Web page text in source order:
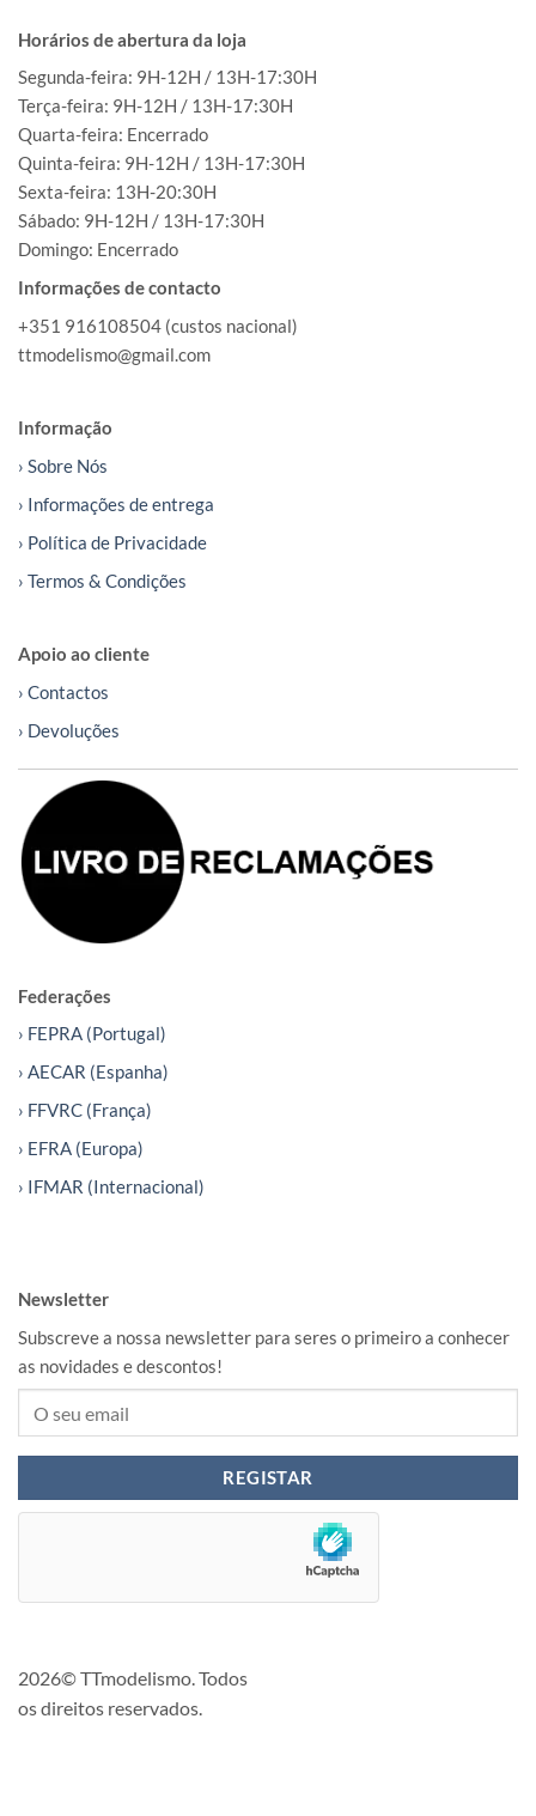
Horários de abertura da loja
Segunda-feira: 9H-12H / 13H-17:30H
Terça-feira: 9H-12H / 13H-17:30H
Quarta-feira: Encerrado
Quinta-feira: 9H-12H / 13H-17:30H
Sexta-feira: 13H-20:30H
Sábado: 9H-12H / 13H-17:30H
Domingo: Encerrado
Informações de contacto
+351 916108504 (custos nacional)
ttmodelismo@gmail.com
Informação
› Sobre Nós
› Informações de entrega
› Política de Privacidade
› Termos & Condições
Apoio ao cliente
› Contactos
› Devoluções
Federações
› FEPRA (Portugal)
› AECAR (Espanha)
› FFVRC (França)
› EFRA (Europa)
› IFMAR (Internacional)
Newsletter
Subscreve a nossa newsletter para seres o primeiro a conhecer
as novidades e descontos!
2026© TTmodelismo. Todos
os direitos reservados.